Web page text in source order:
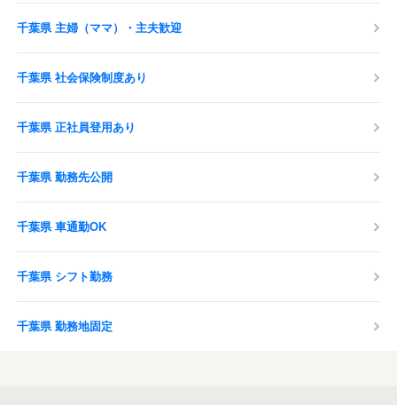
千葉県 主婦（ママ）・主夫歓迎
千葉県 社会保険制度あり
千葉県 正社員登用あり
千葉県 勤務先公開
千葉県 車通勤OK
千葉県 シフト勤務
千葉県 勤務地固定